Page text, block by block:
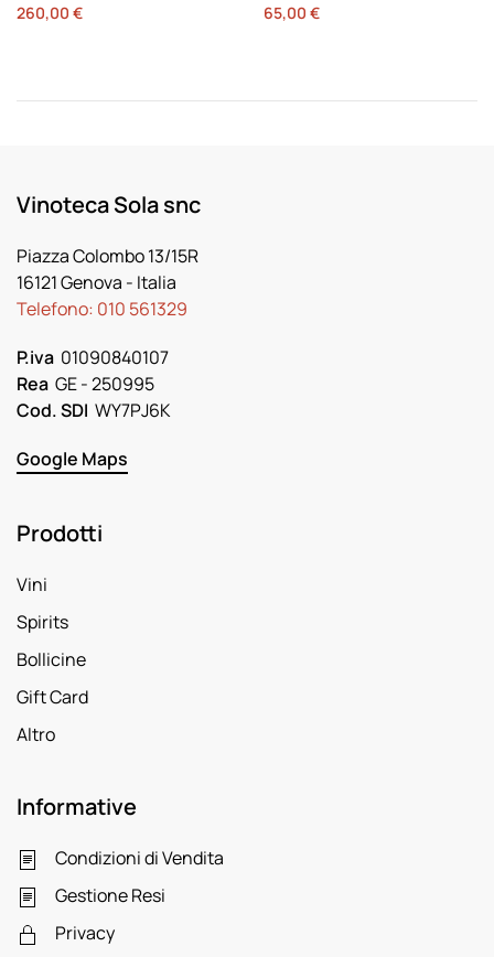
260,00 € 65,00 €
Vinoteca Sola snc
Piazza Colombo 13/15R
16121 Genova - Italia
Telefono: 010 561329
P.iva 01090840107
Rea GE - 250995
Cod. SDI WY7PJ6K
Google Maps
Prodotti
Vini
Spirits
Bollicine
Gift Card
Altro
Informative
Condizioni di Vendita
Gestione Resi
Privacy